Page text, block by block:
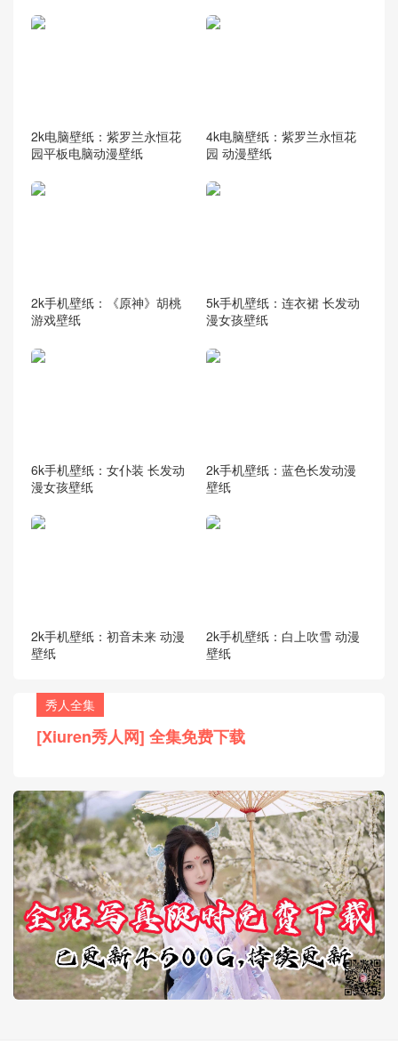
2k电脑壁纸：紫罗兰永恒花
园平板电脑动漫壁纸
4k电脑壁纸：紫罗兰永恒花
园 动漫壁纸
2k手机壁纸：《原神》胡桃
游戏壁纸
5k手机壁纸：连衣裙 长发动
漫女孩壁纸
6k手机壁纸：女仆装 长发动
漫女孩壁纸
2k手机壁纸：蓝色长发动漫
壁纸
2k手机壁纸：初音未来 动漫
壁纸
2k手机壁纸：白上吹雪 动漫
壁纸
秀人全集
[Xiuren秀人网] 全集免费下载